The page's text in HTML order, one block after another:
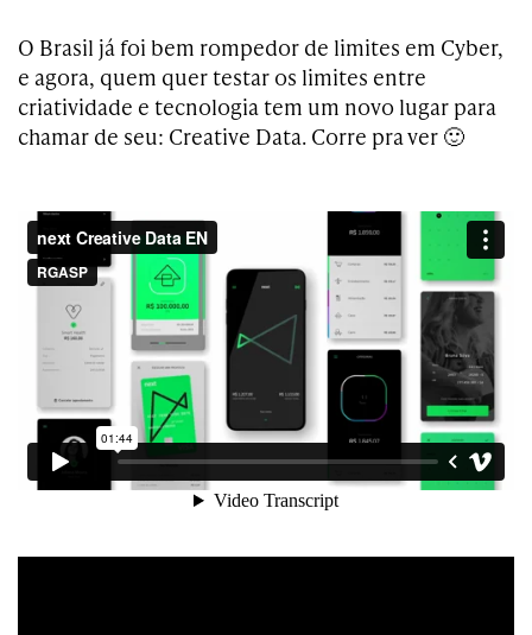
O Brasil já foi bem rompedor de limites em Cyber,
e agora, quem quer testar os limites entre
criatividade e tecnologia tem um novo lugar para
chamar de seu: Creative Data. Corre pra ver 🙂